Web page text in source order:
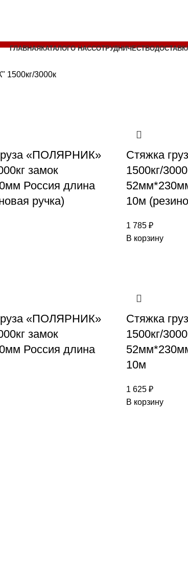
ГЛАВНАЯКАТАЛОГО НАССОТРУДНИЧЕСТВО
3000к
«ПОЛЯРНИК»
замок
Россия длина
ручка)
Стяжка
1500кг/
10м
1 785 ₽
В корзину
«ПОЛЯРНИК»
замок
Россия длина
Стяжка
1500кг/
10м
1 625 ₽
В корзину